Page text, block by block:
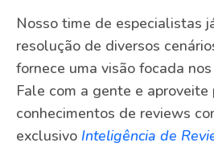
Nosso time de especialistas
resolução de diversos
fornece uma visão focada
Fale com a gente e aproveite
conhecimentos de reviews
exclusivo Inteligência de